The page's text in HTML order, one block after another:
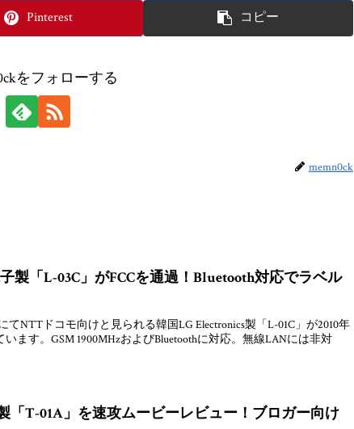
Pinterest コピー
をフォローする
memn0ck
製「L-03C」がFCCを通過！Bluetooth対応でラベル
てNTTドコモ向けと見られる韓国LG Electronics製「L-01C」が2010年
ます。GSM 1900MHzおよびBluetoothに対応。無線LANには非対
「T-01A」を速攻ムービーレビュー！ブロガー向け